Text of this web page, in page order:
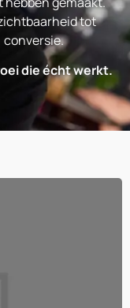
tot
conversie.
die écht werkt.